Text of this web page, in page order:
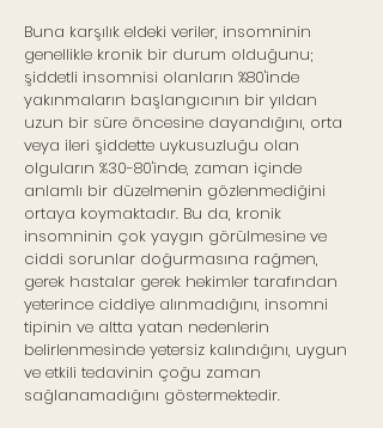
Buna karşılık eldeki veriler, insomninin
genellikle kronik bir durum olduğunu;
şiddetli insomnisi olanların %80'inde
yakınmaların başlangıcının bir yıldan
uzun bir süre öncesine dayandığını, orta
veya ileri şiddette uykusuzluğu olan
olguların %30-80'inde, zaman içinde
anlamlı bir düzelmenin gözlenmediğini
ortaya koymaktadır. Bu da, kronik
insomninin çok yaygın görülmesine ve
ciddi sorunlar doğurmasına rağmen,
gerek hastalar gerek hekimler tarafından
yeterince ciddiye alınmadığını, insomni
tipinin ve altta yatan nedenlerin
belirlenmesinde yetersiz kalındığını, uygun
ve etkili tedavinin çoğu zaman
sağlanamadığını göstermektedir.